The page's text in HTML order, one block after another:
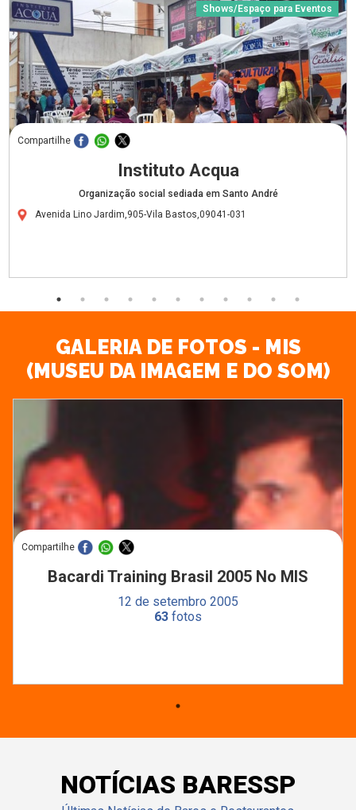
Shows/Espaço para Eventos
Compartilhe
Instituto Acqua
Organização social sediada em Santo André
Avenida Lino Jardim,905-Vila Bastos,09041-031
GALERIA DE FOTOS - MIS
(MUSEU DA IMAGEM E DO SOM)
Compartilhe
Bacardi Training Brasil 2005 No MIS
12 de setembro 2005
63 fotos
NOTÍCIAS BARESSP